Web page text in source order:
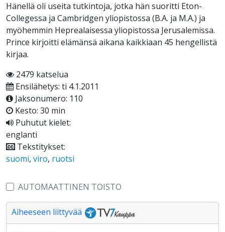
Hänellä oli useita tutkintoja, jotka hän suoritti Eton-
Collegessa ja Cambridgen yliopistossa (B.A. ja M.A.) ja
myöhemmin Heprealaisessa yliopistossa Jerusalemissa.
Prince kirjoitti elämänsä aikana kaikkiaan 45 hengellistä
kirjaa.
2479 katselua
Ensilähetys: ti 4.1.2011
Jaksonumero: 110
Kesto: 30 min
Puhutut kielet:
englanti
Tekstitykset:
suomi, viro, ruotsi
AUTOMAATTINEN TOISTO
Aiheeseen liittyvää